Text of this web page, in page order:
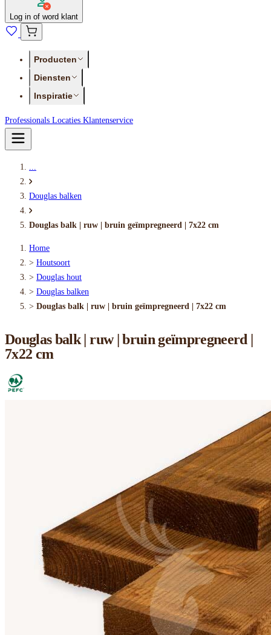
Log in of word klant
Producten
Diensten
Inspiratie
Professionals Locaties Klantenservice
...
Douglas balken
Douglas balk | ruw | bruin geïmpregneerd | 7x22 cm
Home
> Houtsoort
> Douglas hout
> Douglas balken
> Douglas balk | ruw | bruin geïmpregneerd | 7x22 cm
Douglas balk | ruw | bruin geïmpregneerd |
7x22 cm